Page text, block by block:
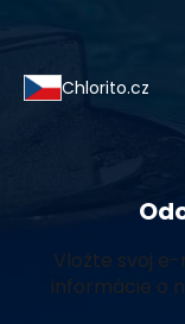
Chlorito.cz
Vložte svoj
informácie o